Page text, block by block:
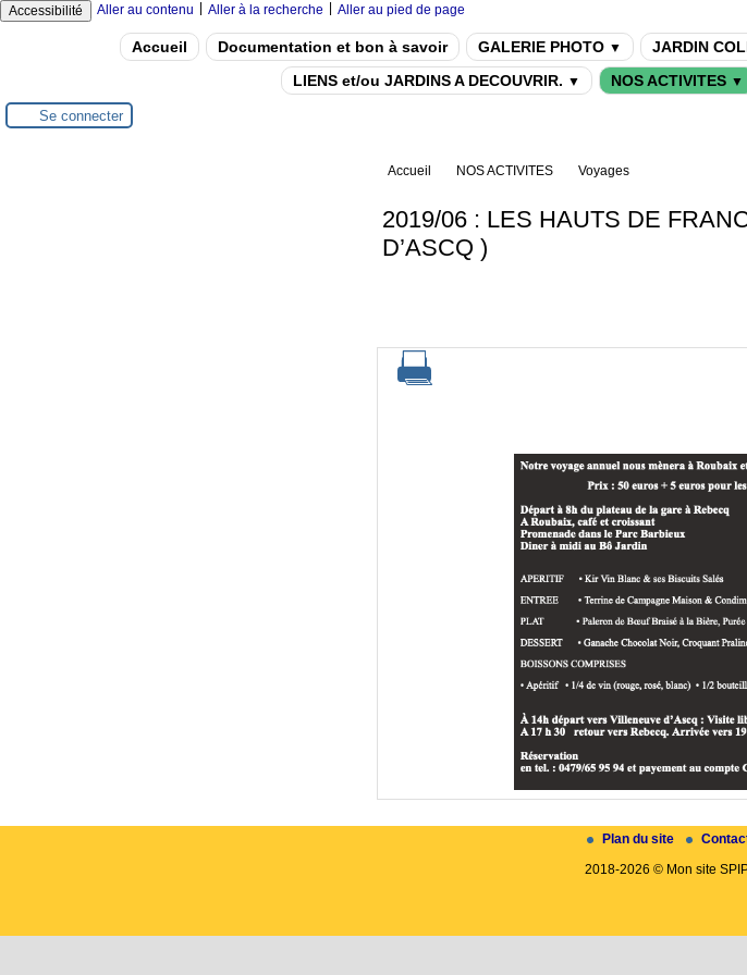
Accessibilité Aller au contenu Aller à la recherche Aller au pied de page
Accueil Documentation et bon à savoir GALERIE PHOTO ▼ JARDIN
LIENS et/ou JARDINS A DECOUVRIR. ▼ NOS ACTIVITES ▼
Se connecter
Accueil NOS ACTIVITES Voyages
2019/06 : LES HAUTS DE
D’ASCQ )
Plan du site
2018-2026 © Mon site